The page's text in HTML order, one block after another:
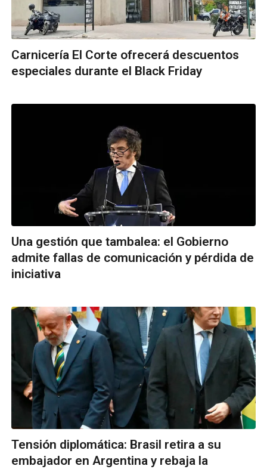
Carnicería El Corte ofrecerá descuentos
especiales durante el Black Friday
Una gestión que tambalea: el Gobierno
admite fallas de comunicación y pérdida de
iniciativa
Tensión diplomática: Brasil retira a su
embajador en Argentina y rebaja la